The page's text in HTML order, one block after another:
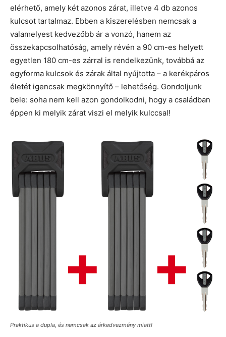
elérhető, amely két azonos zárat, illetve 4 db azonos
kulcsot tartalmaz. Ebben a kiszerelésben nemcsak a
valamelyest kedvezőbb ár a vonzó, hanem az
összekapcsolhatóság, amely révén a 90 cm-es helyett
egyetlen 180 cm-es zárral is rendelkezünk, továbbá az
egyforma kulcsok és zárak által nyújtotta – a kerékpáros
életét igencsak megkönnyítő – lehetőség. Gondoljunk
bele: soha nem kell azon gondolkodni, hogy a családban
éppen ki melyik zárat viszi el melyik kulccsal!
Praktikus a dupla, és nemcsak az árkedvezmény miatt!